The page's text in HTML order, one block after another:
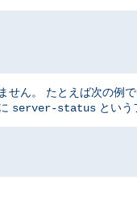
ん。 たとえば次の例
server-status という